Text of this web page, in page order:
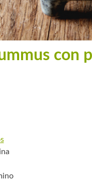
con